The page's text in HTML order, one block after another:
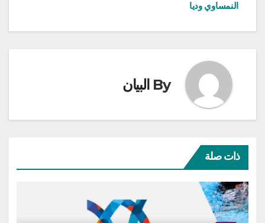
النمساوي وديا
By البيان
ذات صلة